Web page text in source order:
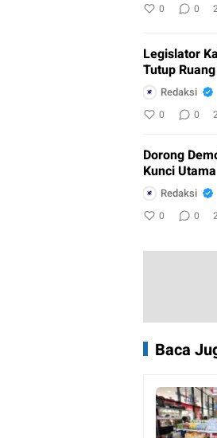
0 0
Legislator
Tutup
Redaksi
0 0
Dorong
Kunci Utama
Redaksi
0 0
Baca